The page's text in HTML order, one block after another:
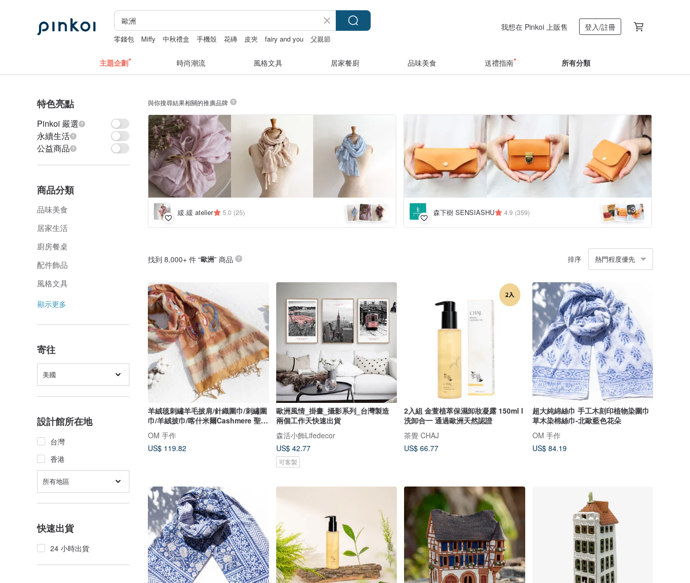
零錢包 Miffy 中秋禮盒 手機殼 花磚 皮夾 fairy and you 父親節
我想在 Pinkoi 上販售 登入/註冊
主題企劃 時尚潮流 風格文具 居家餐廚 品味美食 送禮指南 所有分類
特色亮點
Pinkoi 嚴選
永續生活
公益商品
商品分類
品味美食
居家生活
廚房餐桌
配件飾品
風格文具
顯示更多
寄往
美國
設計館所在地
台灣
香港
所有地區
快速出貨
24 小時出貨
與你搜尋結果相關的推廣品牌
緩.緩 atelier 5.0 (25) 森下樹 SENSIASHU 4.9 (359) +3
找到 8,000+ 件 “歐洲” 商品 排序 熱門程度優先
羊絨毯刺繡羊毛披肩/針織圍巾/刺繡圍
巾/羊絨披巾/喀什米爾Cashmere 聖誕
禮物 情人節禮物 交換禮物 生日禮物-
花
OM 手作
US$ 119.82
歐洲風情_掛畫_攝影系列_台灣製造
兩個工作天快速出貨
森活小飾Lifedecor
US$ 42.77
可客製
2入組 金萱植萃保濕卸妝凝露 150ml l
洗卸合一 通過歐洲天然認證
茶覺 CHAJ
US$ 66.77
超大純綿絲巾 手工木刻印植物染圍巾
草木染棉絲巾-北歐藍色花朵
OM 手作
US$ 84.19